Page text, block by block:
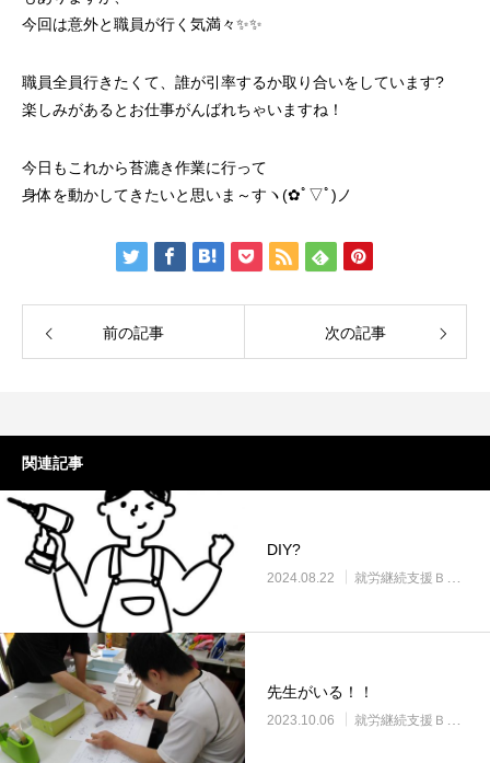
今回は意外と職員が行く気満々✨✨
職員全員行きたくて、誰が引率するか取り合いをしています?
楽しみがあるとお仕事がんばれちゃいますね！
今日もこれから苔漉き作業に行って
身体を動かしてきたいと思いま～すヽ(✿ﾟ▽ﾟ)ノ
前の記事 次の記事
関連記事
DIY?️
2024.08.22 就労継続支援Ｂ型・ニコサービス城東センター
先生がいる！！
2023.10.06 就労継続支援Ｂ型・ニコサービス城東センター